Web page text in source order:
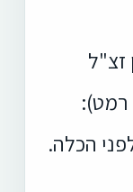
זצ"ל
רמט):
הכלה.